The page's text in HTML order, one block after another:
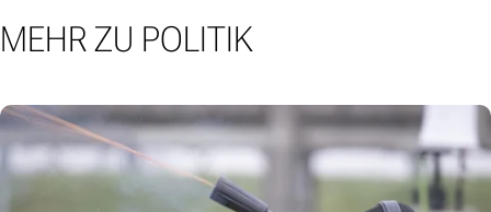
MEHR ZU POLITIK